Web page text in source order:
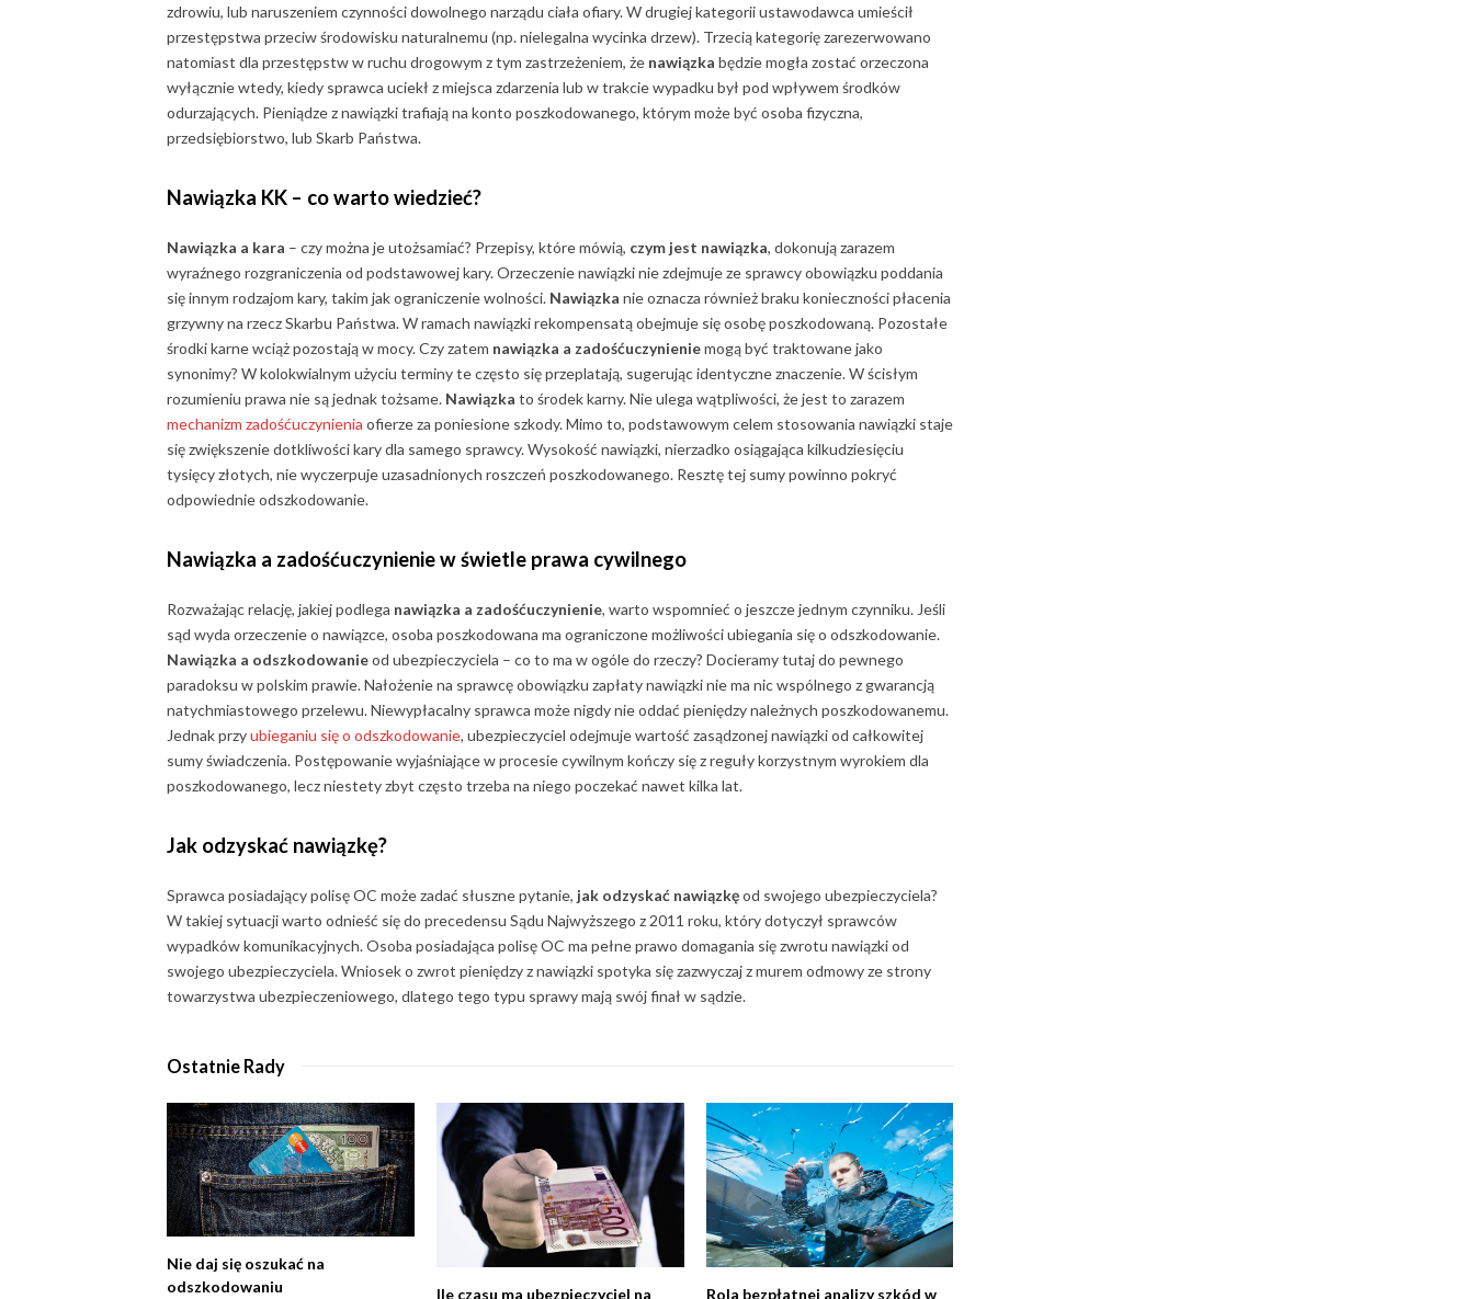
zdrowiu, lub naruszeniem czynności dowolnego narządu ciała ofiary. W drugiej kategorii ustawodawca umieścił
przestępstwa przeciw środowisku naturalnemu (np. nielegalna wycinka drzew). Trzecią kategorię zarezerwowano
natomiast dla przestępstw w ruchu drogowym z tym zastrzeżeniem, że nawiązka będzie mogła zostać orzeczona
wyłącznie wtedy, kiedy sprawca uciekł z miejsca zdarzenia lub w trakcie wypadku był pod wpływem środków
odurzających. Pieniądze z nawiązki trafiają na konto poszkodowanego, którym może być osoba fizyczna,
przedsiębiorstwo, lub Skarb Państwa.
Nawiązka KK – co warto wiedzieć?
Nawiązka a kara – czy można je utożsamiać? Przepisy, które mówią, czym jest nawiązka, dokonują zarazem
wyraźnego rozgraniczenia od podstawowej kary. Orzeczenie nawiązki nie zdejmuje ze sprawcy obowiązku poddania
się innym rodzajom kary, takim jak ograniczenie wolności. Nawiązka nie oznacza również braku konieczności płacenia
grzywny na rzecz Skarbu Państwa. W ramach nawiązki rekompensatą obejmuje się osobę poszkodowaną. Pozostałe
środki karne wciąż pozostają w mocy. Czy zatem nawiązka a zadośćuczynieniemogą być traktowane jako
synonimy? W kolokwialnym użyciu terminy te często się przeplatają, sugerując identyczne znaczenie. W ścisłym
rozumieniu prawa nie są jednak tożsame. Nawiązka to środek karny. Nie ulega wątpliwości, że jest to zarazem
mechanizm zadośćuczynienia ofierze za poniesione szkody. Mimo to, podstawowym celem stosowania nawiązki staje
się zwiększenie dotkliwości kary dla samego sprawcy. Wysokość nawiązki, nierzadko osiągająca kilkudziesięciu
tysięcy złotych, nie wyczerpuje uzasadnionych roszczeń poszkodowanego. Resztę tej sumy powinno pokryć
odpowiednie odszkodowanie.
Nawiązka a zadośćuczynieniew świetle prawa cywilnego
Rozważając relację, jakiej podlega nawiązka a zadośćuczynienie, warto wspomnieć o jeszcze jednym czynniku. Jeśli
sąd wyda orzeczenie o nawiązce, osoba poszkodowana ma ograniczone możliwości ubiegania się o odszkodowanie.
Nawiązka a odszkodowanieod ubezpieczyciela – co to ma w ogóle do rzeczy? Docieramy tutaj do pewnego
paradoksu w polskim prawie. Nałożenie na sprawcę obowiązku zapłaty nawiązki nie ma nic wspólnego z gwarancją
natychmiastowego przelewu. Niewypłacalny sprawca może nigdy nie oddać pieniędzy należnych poszkodowanemu.
Jednak przyubieganiu się o odszkodowanie, ubezpieczyciel odejmuje wartość zasądzonej nawiązki od całkowitej
sumy świadczenia. Postępowanie wyjaśniające w procesie cywilnym kończy się z reguły korzystnym wyrokiem dla
poszkodowanego, lecz niestety zbyt często trzeba na niego poczekać nawet kilka lat.
Jak odzyskać nawiązkę?
Sprawca posiadający polisę OC może zadać słuszne pytanie, jak odzyskać nawiązkęod swojego ubezpieczyciela?
W takiej sytuacji warto odnieść się do precedensu Sądu Najwyższego z 2011 roku, który dotyczył sprawców
wypadków komunikacyjnych. Osoba posiadająca polisę OC ma pełne prawo domagania się zwrotu nawiązki od
swojego ubezpieczyciela. Wniosek o zwrot pieniędzy z nawiązki spotyka się zazwyczaj z murem odmowy ze strony
towarzystwa ubezpieczeniowego, dlatego tego typu sprawy mają swój finał w sądzie.
Ostatnie Rady
Nie daj się oszukać na
odszkodowaniu
Ile czasu ma ubezpieczyciel na
Rola bezpłatnej analizy szkód w